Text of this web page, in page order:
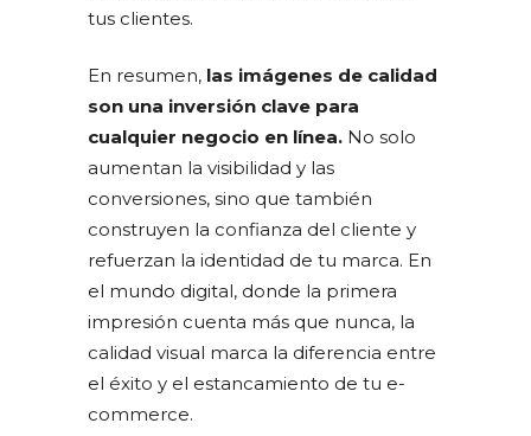
tus clientes.
En resumen, las imágenes de calidad
son una inversión clave para
cualquier negocio en línea. No solo
aumentan la visibilidad y las
conversiones, sino que también
construyen la confianza del cliente y
refuerzan la identidad de tu marca. En
el mundo digital, donde la primera
impresión cuenta más que nunca, la
calidad visual marca la diferencia entre
el éxito y el estancamiento de tu e-
commerce.